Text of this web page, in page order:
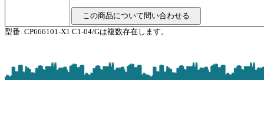
型番: CP666101-X1 C1-04/Gは複数存在します。